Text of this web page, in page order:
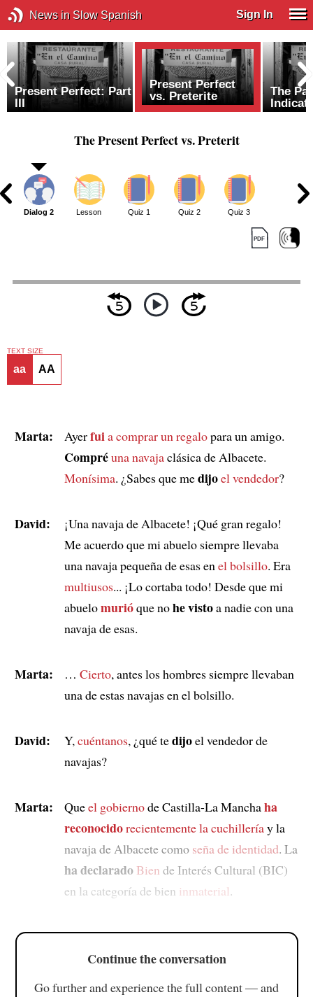
News in Slow Spanish Sign In
Present Perfect: Part
III
Present Perfect
vs. Preterite
The
The Present Perfect vs. Preterit
Dialog 2 Lesson Quiz 1 Quiz 2 Quiz 3
TEXT SIZE
aa AA
Marta: Ayerfuia comprar un regalopara un amigo.
Compréuna navajaclásica de Albacete.
Monísima. ¿Sabes que medijoel vendedor?
David:
¡Una navaja de Albacete! ¡Qué gran regalo!
Me acuerdo que mi abuelo siempre llevaba
una navaja pequeña de esas en el bolsillo. Era
multiusos... ¡Lo cortaba todo! Desde que mi
abuelomurióque nohe vistoa nadie con una
navaja de esas.
Marta: … Cierto, antes los hombres siempre llevaban
una de estas navajas en el bolsillo.
David: Y, cuéntanos, ¿qué tedijoel vendedor de
navajas?
Marta: Queel gobiernode Castilla-La Manchaha
reconocidorecientementela cuchilleríay la
navaja de Albacete como seña de identidad. La
ha declarado Bien de Interés Cultural (BIC)
en la categoría de bien inmaterial.
Continue the conversation
Go further and experience the full content — and